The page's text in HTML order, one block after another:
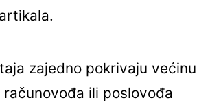
zajedno pokrivaju većinu
ili poslovođa